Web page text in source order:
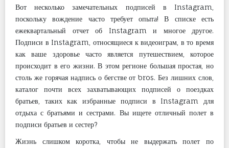
Вот несколько замечательных подписей в Instagram,
поскольку вождение часто требует опыта! В списке есть
ежеквартальный отчет об Instagram и многое другое.
Подписи в Instagram, относящиеся к видеоиграм, в то время
как ваше здоровье часто является путешествием, которое
происходит в его жизни. В этом регионе большая простая, но
столь же горячая надпись о бегстве от bros. Без лишних слов,
каталог почти всех захватывающих подписей о поездках
братьев, таких как избранные подписи в Instagram для
отдыха с братьями и сестрами. Вы ищете отличный полет в
подписи братьев и сестер?
Жизнь слишком коротка, чтобы не выдержать полет по